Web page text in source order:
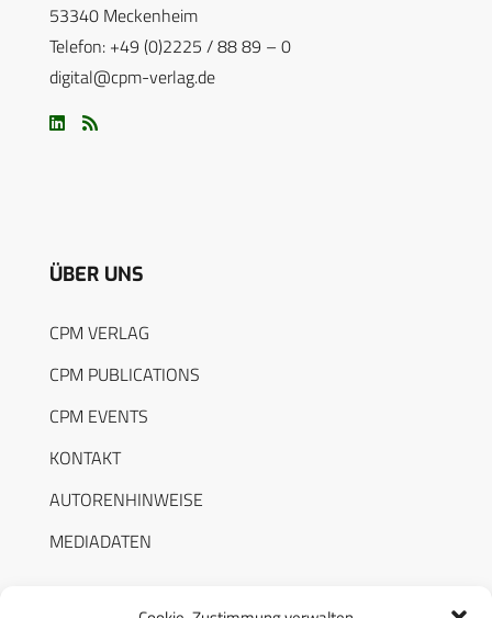
53340 Meckenheim
Telefon: +49 (0)2225 / 88 89 – 0
digital@cpm-verlag.de
ÜBER UNS
CPM VERLAG
CPM PUBLICATIONS
CPM EVENTS
KONTAKT
AUTORENHINWEISE
MEDIADATEN